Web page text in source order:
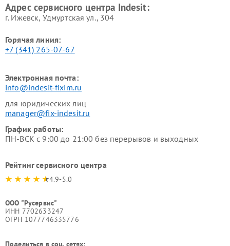
Адрес сервисного центра Indesit:
г. Ижевск, Удмуртская ул., 304
Горячая линия:
+7 (341) 265-07-67
Электронная почта:
info@indesit-fixim.ru
для юридических лиц
manager@fix-indesit.ru
График работы:
ПН-ВСК с 9:00 до 21:00 без перерывов и выходных
Рейтинг сервисного центра
4.9-5.0
ООО "Русервис"
ИНН 7702633247
ОГРН 1077746335776
Поделиться в соц. сетях: